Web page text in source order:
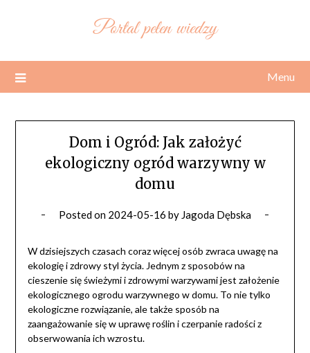
Portal pełen wiedzy
Menu
Dom i Ogród: Jak założyć
ekologiczny ogród warzywny w
domu
Posted on 2024-05-16 by Jagoda Dębska
W dzisiejszych czasach coraz więcej osób zwraca uwagę na
ekologię i zdrowy styl życia. Jednym z sposobów na
cieszenie się świeżymi i zdrowymi warzywami jest założenie
ekologicznego ogrodu warzywnego w domu. To nie tylko
ekologiczne rozwiązanie, ale także sposób na
zaangażowanie się w uprawę roślin i czerpanie radości z
obserwowania ich wzrostu.